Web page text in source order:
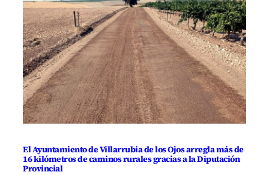
El Ayuntamiento de Villarrubia de los Ojos arregla más de
16 kilómetros de caminos rurales gracias a la Diputación
Provincial